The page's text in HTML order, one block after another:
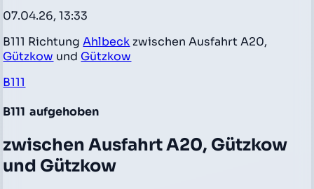
07.04.26, 13:33
B111 RichtungAhlbeck zwischen Ausfahrt A20,
Gützkow und Gützkow
B111
B111 aufgehoben
zwischen Ausfahrt A20, Gützkow
und Gützkow